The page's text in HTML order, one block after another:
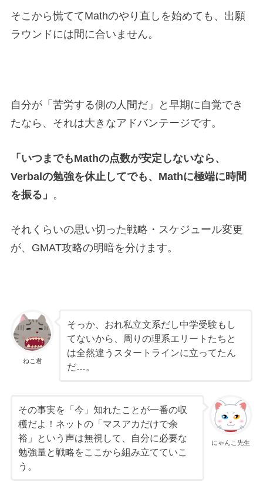
そこから慌ててMathのやり直しを始めても、出願
ラウンドには間に合いません。
自分が「苦労する側の人間だ」と早期に自覚でき
たなら、それは大きなアドバンテージです。
「いつまでもMathの点数が安定しないなら、
Verbalの勉強を休止してでも、Mathに極端に時間
を振る」 。
それくらいの思い切った戦略・スケジュール変更
が、GMAT攻略の明暗を分けます。
ねこ君
そっか、おれ私立文系だし中学受験もし
てないから、周りの理系エリートたちと
は全然違うスタートラインに立ってたん
だ…。
にゃんこ先生
その事実を「今」知れたことが一番の収
穫だよ！ネットの「マスアカだけで余
裕」という声は無視して、自分に必要な
勉強量と戦略をここから組み立てていこ
う。